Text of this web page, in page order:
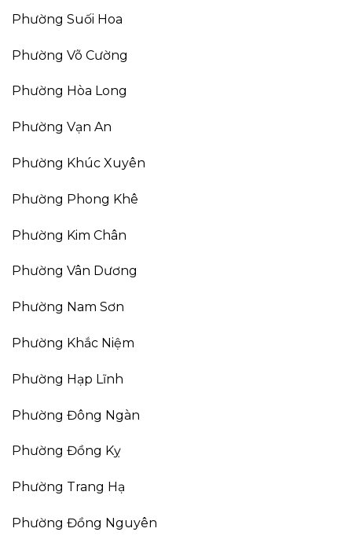
Phường Suối Hoa
Phường Võ Cường
Phường Hòa Long
Phường Vạn An
Phường Khúc Xuyên
Phường Phong Khê
Phường Kim Chân
Phường Vân Dương
Phường Nam Sơn
Phường Khắc Niệm
Phường Hạp Lĩnh
Phường Đông Ngàn
Phường Đồng Kỵ
Phường Trang Hạ
Phường Đồng Nguyên